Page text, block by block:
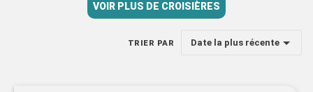
VOIR PLUS DE CROISIÈRES
TRIER PAR Date la plus récente